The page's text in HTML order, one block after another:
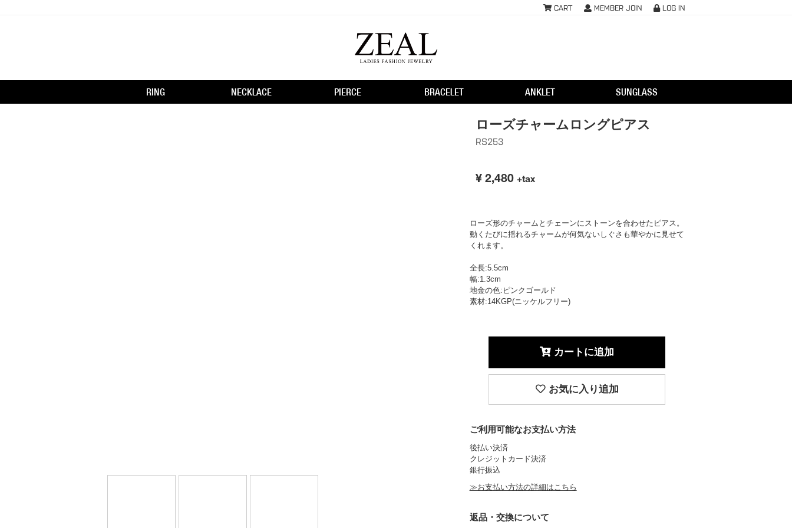
CART MEMBER JOIN LOG IN
RING NECKLACE PIERCE BRACELET ANKLET SUNGLASS
ローズチャームロングピアス
RS253
¥ 2,480 +tax
ローズ形のチャームとチェーンにストーンを合わせたピアス。
動くたびに揺れるチャームが何気ないしぐさも華やかに見せて
くれます。
全長:5.5cm
幅:1.3cm
地金の色:ピンクゴールド
素材:14KGP(ニッケルフリー)
カートに追加
お気に入り追加
ご利用可能なお支払い方法
後払い決済
クレジットカード決済
銀行振込
≫お支払い方法の詳細はこちら
返品・交換について